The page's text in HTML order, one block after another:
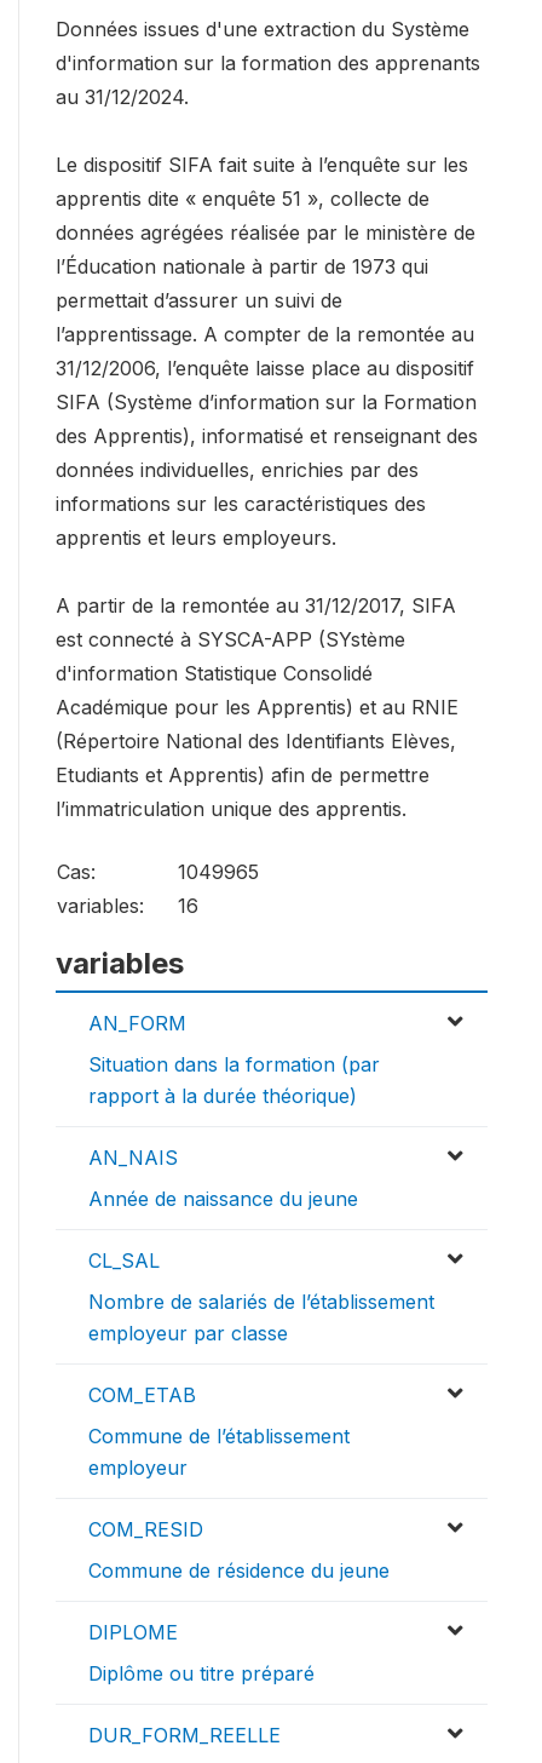
Données issues d'une extraction du Système
d'information sur la formation des apprenants
au 31/12/2024.
Le dispositif SIFA fait suite à l’enquête sur les
apprentis dite « enquête 51 », collecte de
données agrégées réalisée par le ministère de
l’Éducation nationale à partir de 1973 qui
permettait d’assurer un suivi de
l’apprentissage. A compter de la remontée au
31/12/2006, l’enquête laisse place au dispositif
SIFA (Système d’information sur la Formation
des Apprentis), informatisé et renseignant des
données individuelles, enrichies par des
informations sur les caractéristiques des
apprentis et leurs employeurs.
A partir de la remontée au 31/12/2017, SIFA
est connecté à SYSCA-APP (SYstème
d'information Statistique Consolidé
Académique pour les Apprentis) et au RNIE
(Répertoire National des Identifiants Elèves,
Etudiants et Apprentis) afin de permettre
l’immatriculation unique des apprentis.
Cas:
1049965
variables:
16
variables
AN_FORM
Situation dans la formation (par
rapport à la durée théorique)
AN_NAIS
Année de naissance du jeune
CL_SAL
Nombre de salariés de l’établissement
employeur par classe
COM_ETAB
Commune de l’établissement
employeur
COM_RESID
Commune de résidence du jeune
DIPLOME
Diplôme ou titre préparé
DUR_FORM_REELLE